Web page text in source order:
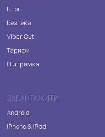
Блог
Безпека
Viber Out
Тарифи
Підтримка
ЗАВАНТАЖИТИ
Android
iPhone & iPad